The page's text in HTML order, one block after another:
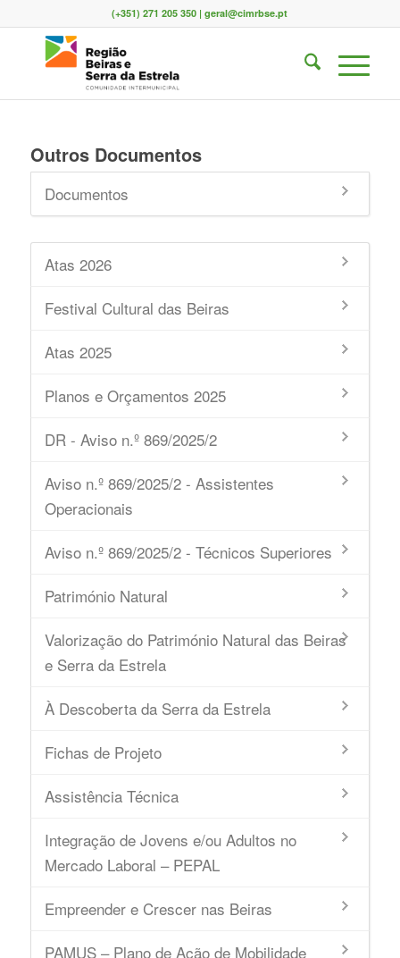
(+351) 271 205 350 | geral@cimrbse.pt
Outros Documentos
Documentos
Atas 2026
Festival Cultural das Beiras
Atas 2025
Planos e Orçamentos 2025
DR - Aviso n.º 869/2025/2
Aviso n.º 869/2025/2 - Assistentes
Operacionais
Aviso n.º 869/2025/2 - Técnicos Superiores
Património Natural
Valorização do Património Natural das Beiras
e Serra da Estrela
À Descoberta da Serra da Estrela
Fichas de Projeto
Assistência Técnica
Integração de Jovens e/ou Adultos no
Mercado Laboral – PEPAL
Empreender e Crescer nas Beiras
PAMUS – Plano de Ação de Mobilidade